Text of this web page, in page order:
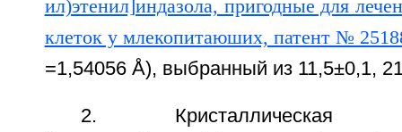
=1,54056 Å), выбранный из 11,5±0,1,
2.